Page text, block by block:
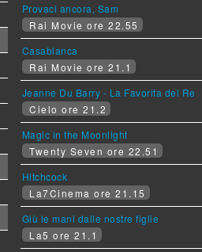
Provaci ancora, Sam
Rai Movie ore 22.55
Casablanca
Rai Movie ore 21.1
Jeanne Du Barry - La Favorita del Re
Cielo ore 21.2
Magic in the Moonlight
Twenty Seven ore 22.51
Hitchcock
La7Cinema ore 21.15
Giù le mani dalle nostre figlie
La5 ore 21.1